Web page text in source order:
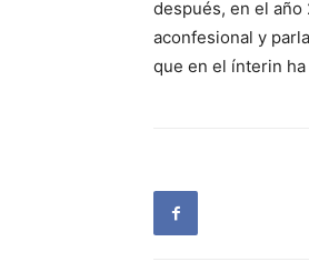
después, en el año
aconfesional y
que en el ínterin